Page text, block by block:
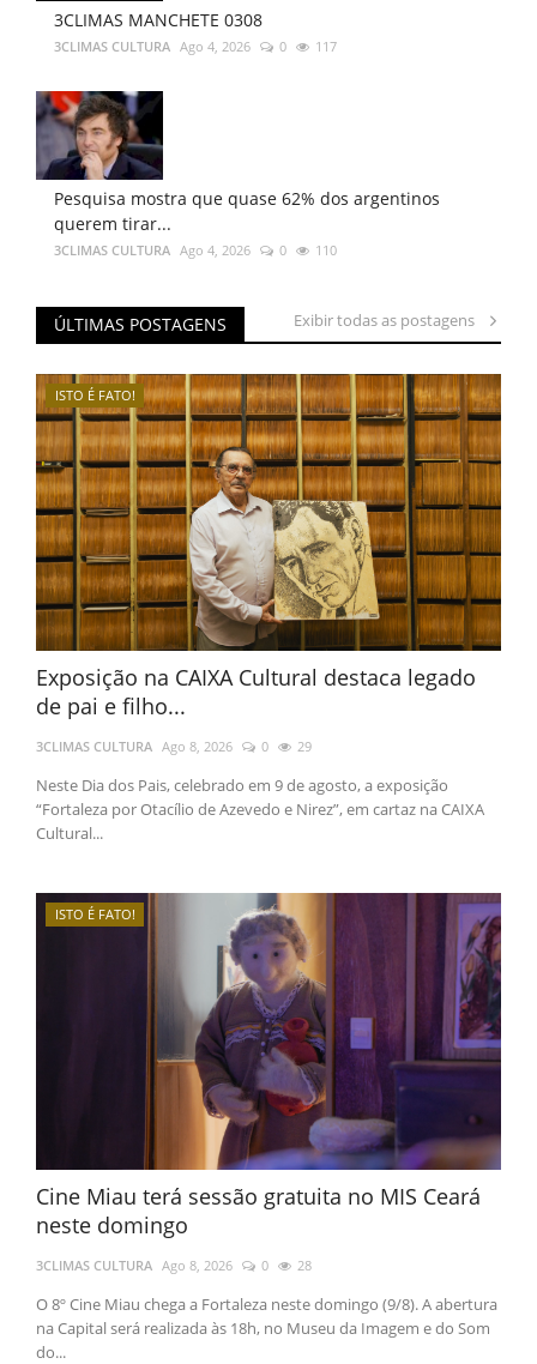
3CLIMAS MANCHETE 0308
3CLIMAS CULTURA Ago 4, 2026 0 117
Pesquisa mostra que quase 62% dos argentinos
querem tirar...
3CLIMAS CULTURA Ago 4, 2026 0 110
ÚLTIMAS POSTAGENS Exibir todas as postagens
ISTO É FATO!
Exposição na CAIXA Cultural destaca legado
de pai e filho...
3CLIMAS CULTURA Ago 8, 2026 0 29
Neste Dia dos Pais, celebrado em 9 de agosto, a exposição
“Fortaleza por Otacílio de Azevedo e Nirez”, em cartaz na CAIXA
Cultural...
ISTO É FATO!
Cine Miau terá sessão gratuita no MIS Ceará
neste domingo
3CLIMAS CULTURA Ago 8, 2026 0 28
O 8º Cine Miau chega a Fortaleza neste domingo (9/8). A abertura
na Capital será realizada às 18h, no Museu da Imagem e do Som
do...